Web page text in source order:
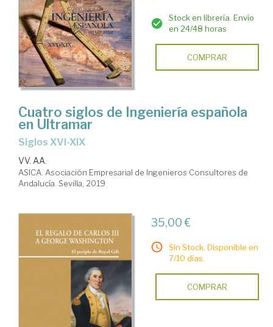
Stock en librería. Envío
en 24/48 horas
COMPRAR
Cuatro siglos de Ingeniería española
en Ultramar
Siglos XVI-XIX
VV. AA.
ASICA. Asociación Empresarial de Ingenieros Consultores de
Andalucía. Sevilla, 2019
35,00 €
Sin Stock. Disponible en
7/10 días.
COMPRAR